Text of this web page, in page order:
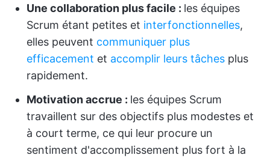
Une collaboration plus facile : les équipes
Scrum étant petites et interfonctionnelles,
elles peuvent communiquer plus
efficacement et accomplir leurs tâches plus
rapidement.
Motivation accrue : les équipes Scrum
travaillent sur des objectifs plus modestes et
à court terme, ce qui leur procure un
sentiment d'accomplissement plus fort à la